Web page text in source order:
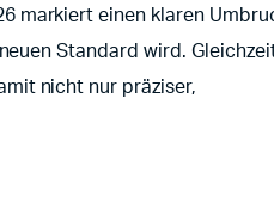
einen klaren
Standard wird.
nicht nur präziser,